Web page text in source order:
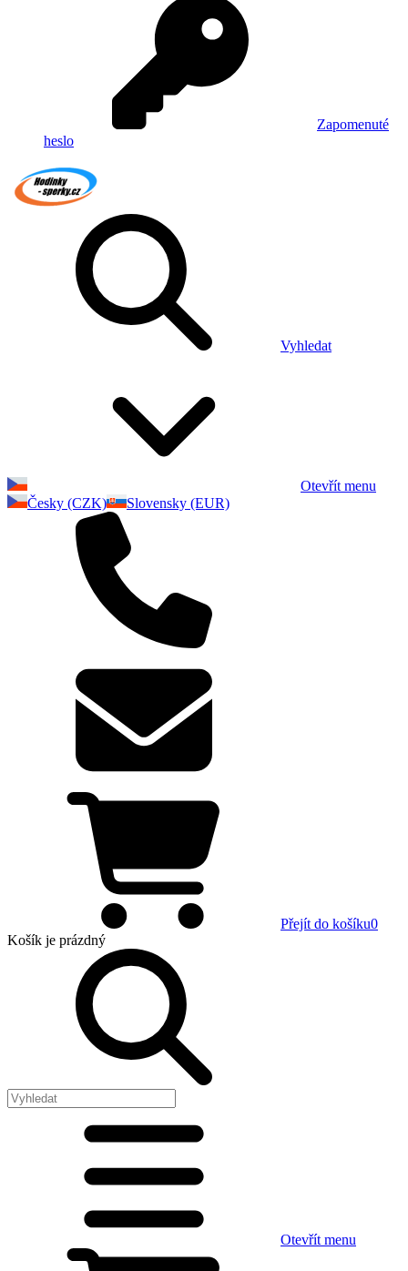
Zapomenuté
heslo
Vyhledat
Otevřít menu
Česky (CZK)
Slovensky (EUR)
Přejít do košíku0
Košík je prázdný
Otevřít menu